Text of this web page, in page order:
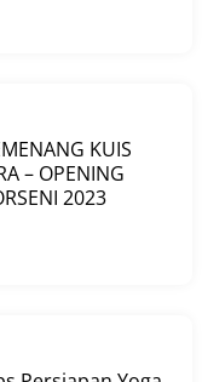
KUIS
– OPENING
2023